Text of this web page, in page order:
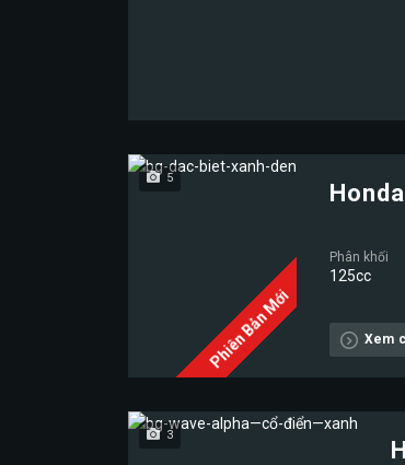
Phiên Bản Mới
5
Phân khối
125cc
Xem
3